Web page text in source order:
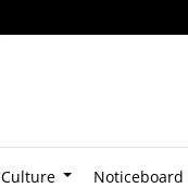
Culture Noticeboard